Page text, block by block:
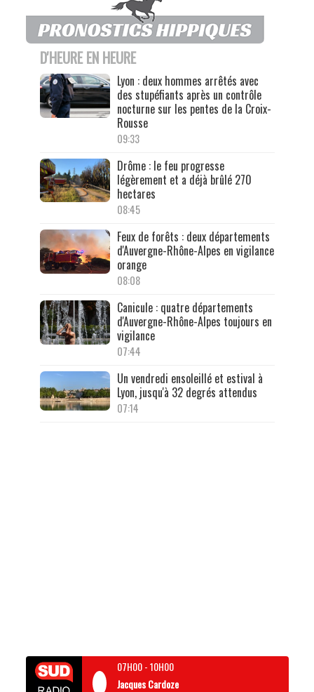
D'HEURE EN HEURE
Lyon : deux hommes arrêtés avec
des stupéfiants après un contrôle
nocturne sur les pentes de la Croix-
Rousse
09:33
Drôme : le feu progresse
légèrement et a déjà brûlé 270
hectares
08:45
Feux de forêts : deux départements
d'Auvergne-Rhône-Alpes en vigilance
orange
08:08
Canicule : quatre départements
d'Auvergne-Rhône-Alpes toujours en
vigilance
07:44
Un vendredi ensoleillé et estival à
Lyon, jusqu'à 32 degrés attendus
07:14
07H00-10H00
Jacques Cardoze